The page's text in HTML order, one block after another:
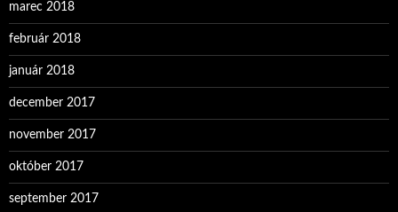
marec 2018
február 2018
január 2018
december 2017
november 2017
október 2017
september 2017